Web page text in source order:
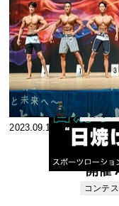
2024.10.01
2024
日(日
ール
フィ
チャ
シッ
2024
コンテス
ト
2023.09.17
開催
コンテス